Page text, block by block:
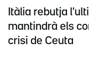
Itàlia rebutja
mantindrà els
crisi de Ceuta